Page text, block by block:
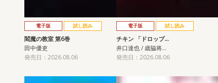
電子版 試し読み
閻魔の教室 第6巻
田中優吏
発売日：2026.08.06
電子版 試し読み
チキン 「ドロップ…
井口達也 / 歳脇将…
発売日：2026.08.06